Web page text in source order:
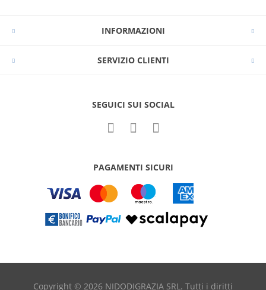
INFORMAZIONI
SERVIZIO CLIENTI
SEGUICI SUI SOCIAL
PAGAMENTI SICURI
Copyright © 2026 NIDODIGRAZIA SRL. Tutti i diritti